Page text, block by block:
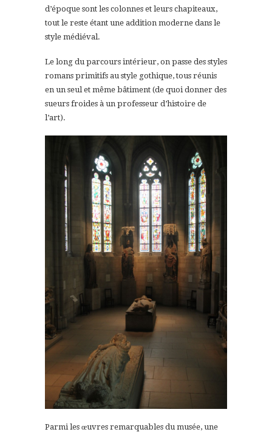
d’époque sont les colonnes et leurs chapiteaux,
tout le reste étant une addition moderne dans le
style médiéval.
Le long du parcours intérieur, on passe des styles
romans primitifs au style gothique, tous réunis
en un seul et même bâtiment (de quoi donner des
sueurs froides à un professeur d’histoire de
l’art).
Parmi les œuvres remarquables du musée, une